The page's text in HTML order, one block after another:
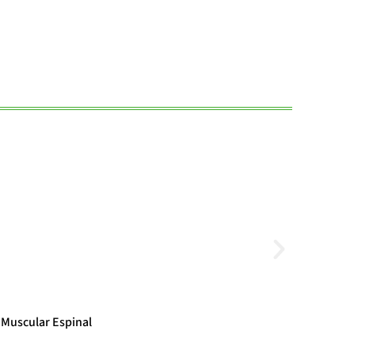
Espinal